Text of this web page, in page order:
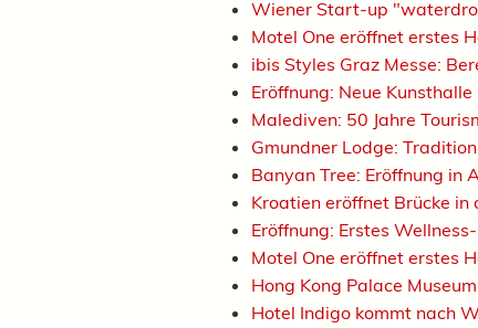
Wiener Start-up
Motel One eröffnet erstes
ibis Styles Graz Messe:
Eröffnung: Neue
Malediven: 50 Jahre
Gmundner Lodge:
Banyan Tree: Eröffnung in
Kroatien eröffnet Brücke in
Eröffnung: Erstes
Motel One eröffnet erstes
Hong Kong Palace
Hotel Indigo kommt nach